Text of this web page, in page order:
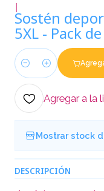
|
Sostén
5XL - Pack
Cantidad
Agregar a la
Mostrar stock
DESCRIPCIÓN